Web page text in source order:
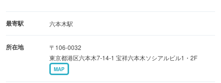
放題付き2980円〜
飲み放題付き3980円〜
■自慢の優雅な空間
最寄駅 六本木駅
所在地
〒106-0032
東京都港区六本木7-14-1 宝祥六本木ソシアルビル1・2F
MAP